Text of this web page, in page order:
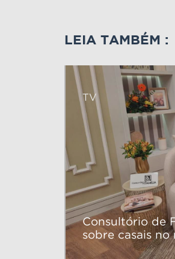
LEIA TAMBÉM :
TV
Consultório de
sobre casais no